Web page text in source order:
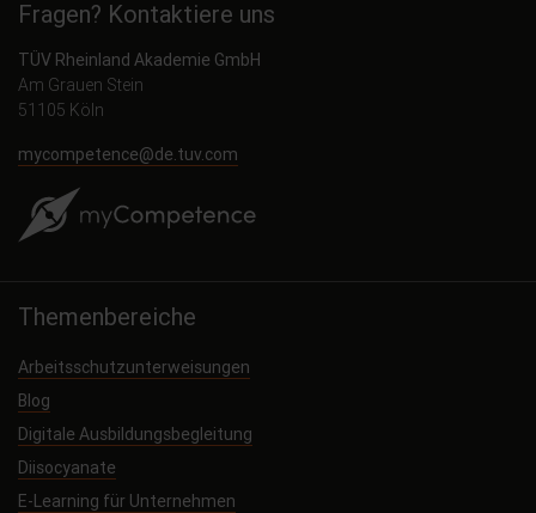
Fragen? Kontaktiere uns
TÜV Rheinland Akademie GmbH
Am Grauen Stein
51105 Köln
mycompetence@de.tuv.com
Themenbereiche
Arbeitsschutzunterweisungen
Blog
Digitale Ausbildungsbegleitung
Diisocyanate
E-Learning für Unternehmen